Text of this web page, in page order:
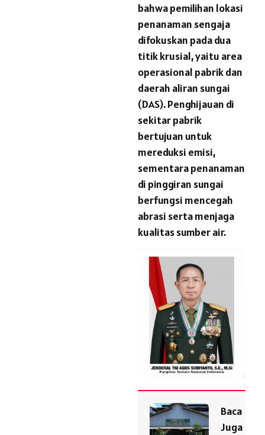
bahwa pemilihan lokasi
penanaman sengaja
difokuskan pada dua
titik krusial, yaitu area
operasional pabrik dan
daerah aliran sungai
(DAS). Penghijauan di
sekitar pabrik
bertujuan untuk
mereduksi emisi,
sementara penanaman
di pinggiran sungai
berfungsi mencegah
abrasi serta menjaga
kualitas sumber air.
Baca
Juga